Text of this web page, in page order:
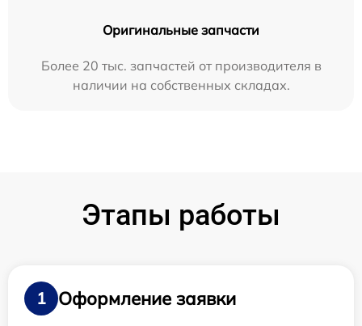
Оригинальные запчасти
Более 20 тыс. запчастей от производителя в
наличии на собственных складах.
Этапы работы
1
Оформление заявки